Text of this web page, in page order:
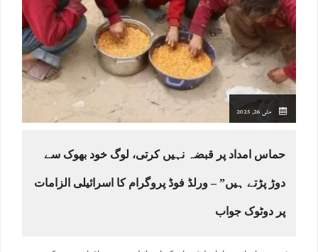
مئی 26, 2025
حماس امداد پر قبضہ نہیں کرتی، لوگ خود بھوک سے
دوڑ پڑتے ہیں” – ورلڈ فوڈ پروگرام کا اسرائیلی الزامات
پر دوٹوک جواب